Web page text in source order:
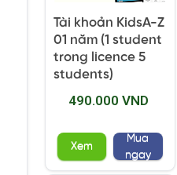
Tài khoản KidsA-Z
01 năm (1 student
trong licence 5
students)
490.000 VND
Xem
Mua
ngay